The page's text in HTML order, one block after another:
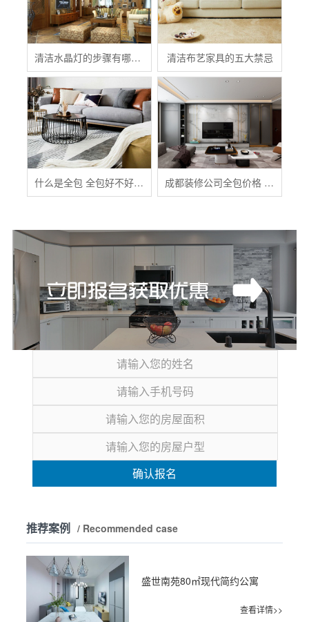
清洁水晶灯的步骤有哪些？ 清洁布艺家具的五大禁忌
什么是全包 全包好不好 全包装修注意事项有哪些 成都装修公司全包价格 成都全包装修多少钱一平
确认报名
推荐案例 / Recommended case
盛世南苑80㎡现代简约公寓
查看详情>>